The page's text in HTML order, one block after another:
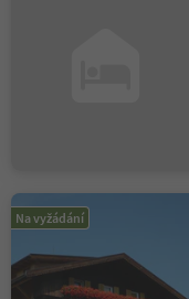
Na vyžádání